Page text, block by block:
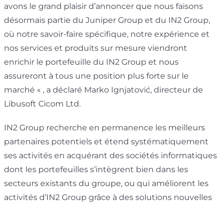
avons le grand plaisir d’annoncer que nous faisons
désormais partie du Juniper Group et du IN2 Group,
où notre savoir-faire spécifique, notre expérience et
nos services et produits sur mesure viendront
enrichir le portefeuille du IN2 Group et nous
assureront à tous une position plus forte sur le
marché « , a déclaré Marko Ignjatović, directeur de
Libusoft Cicom Ltd.
IN2 Group recherche en permanence les meilleurs
partenaires potentiels et étend systématiquement
ses activités en acquérant des sociétés informatiques
dont les portefeuilles s’intègrent bien dans les
secteurs existants du groupe, ou qui améliorent les
activités d’IN2 Group grâce à des solutions nouvelles